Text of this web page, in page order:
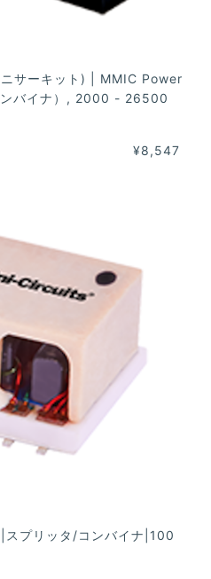
サーキット) | MMIC Power
バイナ）, 2000 - 26500
¥8,547
プリッタ/コンバイナ|100